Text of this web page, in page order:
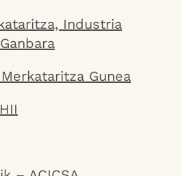
Industria
Gunea